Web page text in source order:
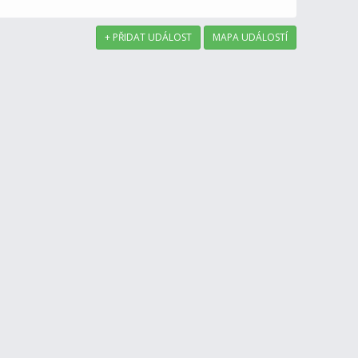
+ PŘIDAT UDÁLOST MAPA UDÁLOSTÍ